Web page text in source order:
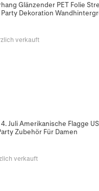
Glänzender PET Folie
Dekoration
verkauft
Juli Amerikanische Flagge
Zubehör Für Damen
verkauft